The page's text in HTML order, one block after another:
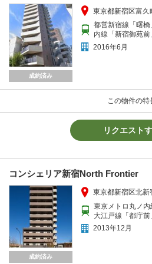
成約済み
この物件の特
東京都新宿区富久
都営新宿線「曙
内線「新宿御苑
2016年6月
リクエスト
コンシェリア新宿North Frontier
成約済み
東京都新宿区北新
東京メトロ丸ノ
大江戸線「都庁
2013年12月